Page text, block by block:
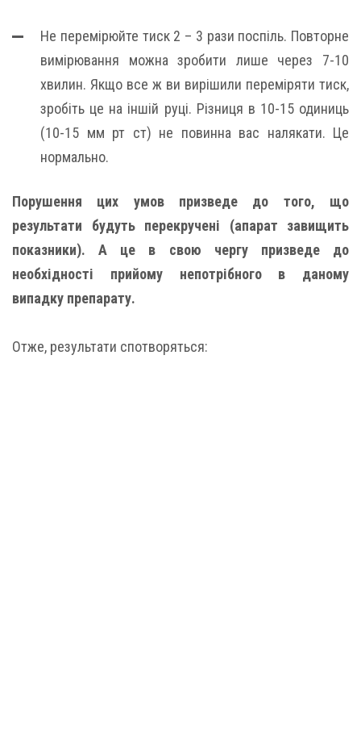
Не перемірюйте тиск 2 – 3 рази поспіль. Повторне
вимірювання можна зробити лише через 7-10
хвилин. Якщо все ж ви вирішили переміряти тиск,
зробіть це на іншій руці. Різниця в 10-15 одиниць
(10-15 мм рт ст) не повинна вас налякати. Це
нормально.
Порушення цих умов призведе до того, що
результати будуть перекручені (апарат завищить
показники). А це в свою чергу призведе до
необхідності прийому непотрібного в даному
випадку препарату.
Отже, результати спотворяться: